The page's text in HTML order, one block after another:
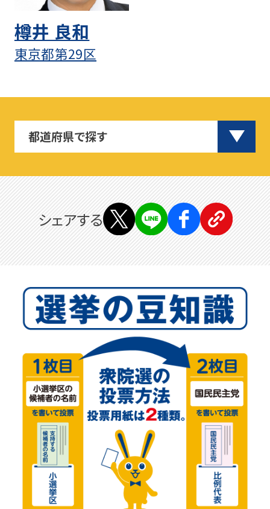
樽井 良和
東京都第29区
シェアする